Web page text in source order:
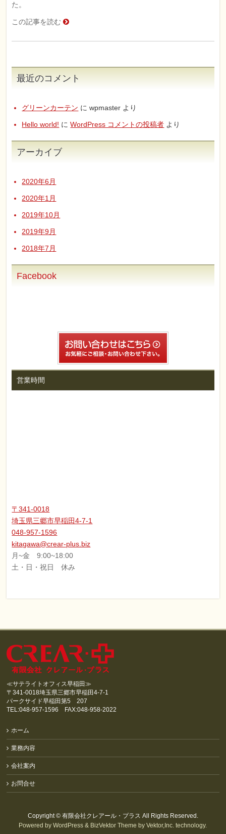
た。
この記事を読む
最近のコメント
グリーンカーテン にwpmaster より
Hello world! にWordPress コメントの投稿者 より
アーカイブ
2020年6月
2020年1月
2019年10月
2019年9月
2018年7月
Facebook
営業時間
〒341-0018
埼玉県三郷市早稲田4-7-1
048-957-1596
kitagawa@crear-plus.biz
月~金 9:00~18:00
土・日・祝日 休み
≪サテライトオフィス早稲田≫
〒341-0018埼玉県三郷市早稲田4-7-1
パークサイド早稲田第5 207
TEL:048-957-1596 FAX:048-958-2022
ホーム
業務内容
会社案内
お問合せ
Copyright © 有限会社クレアール・プラス All Rights Reserved.
Powered byWordPress & BizVektor Theme byVektor,Inc. technology.